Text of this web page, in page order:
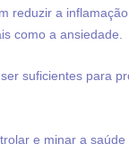
reduzir a
como a ansiedade.
suficientes para
e minar a